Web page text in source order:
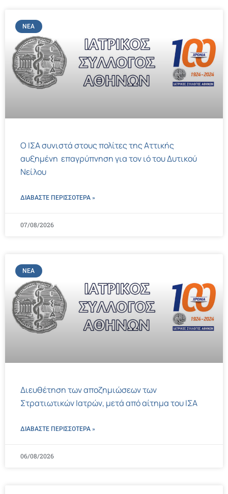
ΝΈΑ
Ο ΙΣΑ συνιστά στους πολίτες της Αττικής
αυξημένη επαγρύπνηση για τον ιό του Δυτικού
Νείλου
ΔΙΑΒΑΣΤΕ ΠΕΡΙΣΣΌΤΕΡΑ »
07/08/2026
ΝΈΑ
Διευθέτηση των αποζημιώσεων των
Στρατιωτικών Ιατρών, μετά από αίτημα του ΙΣΑ
ΔΙΑΒΑΣΤΕ ΠΕΡΙΣΣΌΤΕΡΑ »
06/08/2026